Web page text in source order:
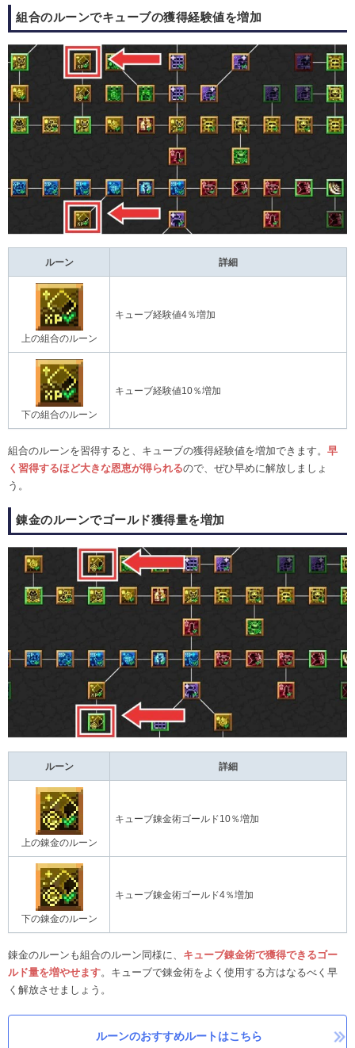
組合のルーンでキューブの獲得経験値を増加
ルーン 詳細
上の組合のルーン
キューブ経験値4％増加
下の組合のルーン
キューブ経験値10％増加
組合のルーンを習得すると、キューブの獲得経験値を増加できます。 早
く習得するほど大きな恩恵が得られるので、ぜひ早めに解放しましょ
う。
錬金のルーンでゴールド獲得量を増加
ルーン 詳細
上の錬金のルーン
キューブ錬金術ゴールド10％増加
下の錬金のルーン
キューブ錬金術ゴールド4％増加
錬金のルーンも組合のルーン同様に、 キューブ錬金術で獲得できるゴー
ルド量を増やせます。キューブで錬金術をよく使用する方はなるべく早
く解放させましょう。
ルーンのおすすめルートはこちら